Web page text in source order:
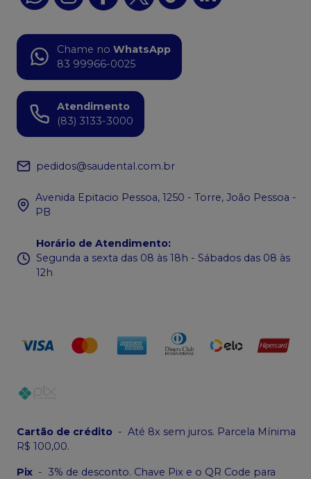
Chame no WhatsApp
83 99966-0025
Atendimento
(83) 3133-3000
pedidos@saudental.com.br
Avenida Epitacio Pessoa, 1250 - Torre, João Pessoa -
PB
Horário de Atendimento:
Segunda a sexta das 08 às 18h - Sábados das 08 às
12h
Cartão de crédito - Até 8x sem juros. Parcela Mínima
R$ 100,00.
Pix - 3% de desconto. Chave Pix e o QR Code para